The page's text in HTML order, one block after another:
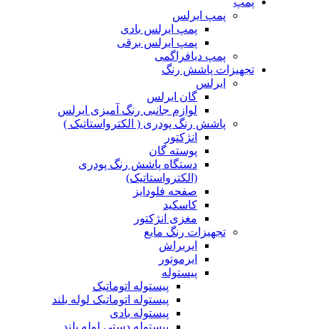
پمپ ایرلس
پمپ ایرلس بادی
پمپ ایرلس برقی
پمپ دیافراگمی
تجهیزات پاشش رنگ
ایرلس
گان ایرلس
لوازم جانبی رنگ آمیزی ایرلس
پاشش رنگ پودری ( الکترواستاتیک )
انژکتور
پوسته گان
دستگاه پاشش رنگ پودری
(الکترواستاتیک)
صفحه فلودایز
کاسکید
مغزی انژکتور
تجهیزات رنگ مایع
ایربراش
ایرموتور
پیستوله
پیستوله اتوماتیک
پیستوله اتوماتیک لوله بلند
پیستوله بادی
پیستوله دستی لوله بلند